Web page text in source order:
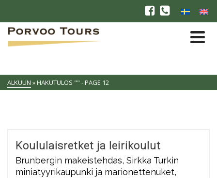
ALKUUN »HAKUTULOS "" - PAGE 12
Koululaisretket ja leirikoulut
Brunbergin makeistehdas, Sirkka Turkin
miniatyyrikaupunki ja marionettenuket,